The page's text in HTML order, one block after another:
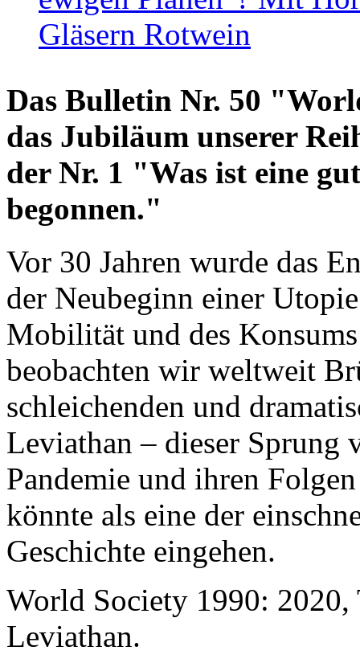
Gläsern Rotwein
Das Bulletin Nr. 50
das Jubiläum unserer
der Nr. 1 "Was ist eine
begonnen."
Vor 30 Jahren wurde das
der Neubeginn einer
Mobilität und des
beobachten wir weltweit
schleichenden und
Leviathan – dieser Sprung
Pandemie und ihren
könnte als eine der
Geschichte eingehen.
World Society 1990: 2020,
Leviathan.